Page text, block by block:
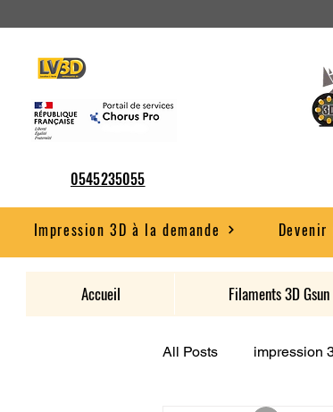
0545235055
Impression 3D à la demande Devenir
Accueil Filaments 3D Gsun
All Posts impression